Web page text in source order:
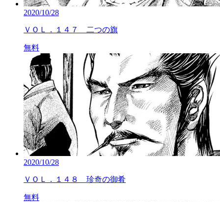
2020/10/28
ＶＯＬ．１４７ 二つの旗
無料
2020/10/28
ＶＯＬ．１４８ 珍奇の御肴
無料